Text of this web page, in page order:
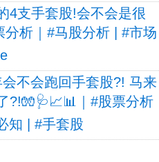
4支手套股!会不会是很
析｜#马股分析 | #市场
会不会跑回手套股?! 马来
?!🧤🩺📈📊｜#股票分析
知 | #手套股